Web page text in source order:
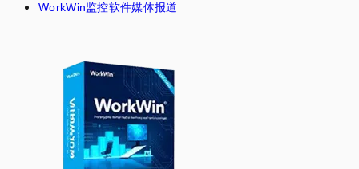
WorkWin监控软件媒体报道